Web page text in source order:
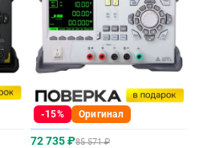
-15% Оригинал
72 735 ₽85 571 ₽